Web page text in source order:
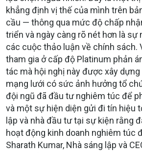
khẳng định vị thế của mình trên
cầu — thông qua mức độ chấp
triển và ngày càng rõ nét hơn là sự
các cuộc thảo luận về chính sách.
tham gia ở cấp độ Platinum phản
tác mà hội nghị này được xây
mạng lưới có sức ảnh hưởng tổ
đội ngũ đã đầu tư nghiêm túc để
và một sự hiện diện gửi đi tín hiệu
lập và nhà đầu tư tại sự kiện rằng
hoạt động kinh doanh nghiêm túc
Sharath Kumar, Nhà sáng lập và